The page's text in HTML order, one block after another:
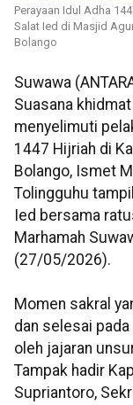
Perayaan Idul Adha
Salat Ied di Masjid
Bolango
Suwawa
Suasana
menyelimuti
1447 Hijriah di
Bolango, Ismet
Tolingguhu
Ied bersama
Marhamah
(27/05/2026).
Momen sakral
dan selesai
oleh jajaran
Tampak hadir
Supriantoro,